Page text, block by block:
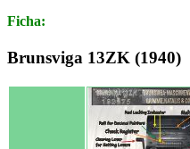
Ficha:
Brunsviga 13ZK (1940)